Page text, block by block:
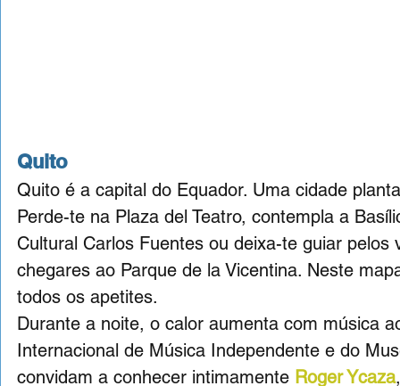
Quito
Quito é a capital do Equador. Uma cidade
Perde-te na Plaza del Teatro, contempla a
Cultural Carlos Fuentes ou deixa-te guiar
chegares ao Parque de la Vicentina. Neste
todos os apetites.
Durante a noite, o calor aumenta com música
Internacional de Música Independente e do
convidam a conhecer intimamente Roger Ycaza